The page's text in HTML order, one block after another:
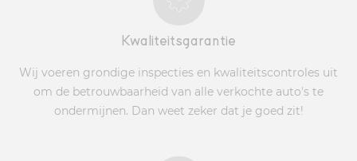
Kwaliteitsgarantie
Wij voeren grondige inspecties en kwaliteitscontroles uit
om de betrouwbaarheid van alle verkochte auto's te
ondermijnen. Dan weet zeker dat je goed zit!